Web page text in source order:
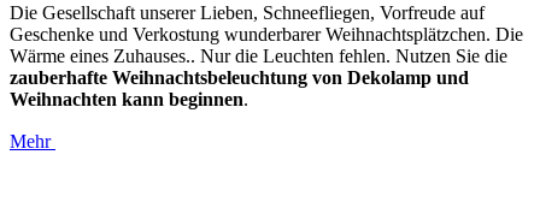
Die Gesellschaft unserer Lieben, Schneefliegen, Vorfreude auf
Geschenke und Verkostung wunderbarer Weihnachtsplätzchen. Die
Wärme eines Zuhauses.. Nur die Leuchten fehlen. Nutzen Sie die
zauberhafte Weihnachtsbeleuchtung von Dekolamp und
Weihnachten kann beginnen.
Mehr